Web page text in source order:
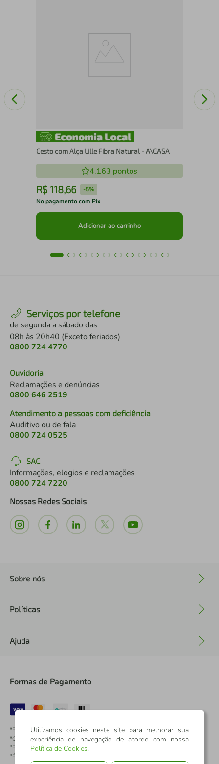
Cesto com Alça Lille Fibra Natural - A\CASA
4.163 pontos
R$ 118,66 -5%
No pagamento com Pix
Adicionar ao carrinho
Serviços por telefone
de segunda a sábado das
08h às 20h40 (Exceto feriados)
0800 724 4770
Ouvidoria
Reclamações e denúncias
0800 646 2519
Atendimento a pessoas com deficiência
Auditivo ou de fala
0800 724 0525
SAC
Informações, elogios e reclamações
0800 724 7220
Nossas Redes Sociais
Sobre nós
Políticas
Ajuda
Formas de Pagamento
*Pontos dos Cartões Sicredi
*Cartões Sicredi
*Boleto exclusivo para associados PJ
*É vedada a cobrança de preço superior, valor ou encargo adicional para
Utilizamos cookies neste site para melhorar sua
experiência de navegação de acordo com nossa
Política de Cookies.